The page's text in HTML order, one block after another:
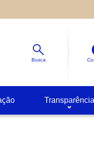
Busca
Transparência
que não temos controle